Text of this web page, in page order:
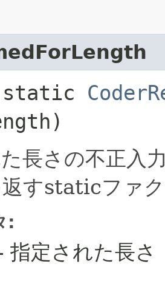
長さの不正入
すstaticファ
:
指定された長さ